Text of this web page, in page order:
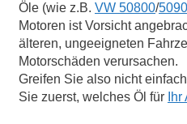
Öle (wie z.B. VW 50800/
Motoren ist Vorsicht
älteren, ungeeigneten
Motorschäden verursachen.
Greifen Sie also nicht
Sie zuerst, welches Öl für